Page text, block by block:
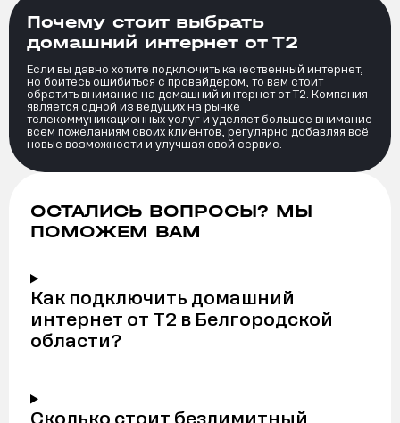
Почему стоит выбрать
домашний интернет от Т2
Если вы давно хотите подключить качественный интернет,
но боитесь ошибиться с провайдером, то вам стоит
обратить внимание на домашний интернет от Т2. Компания
является одной из ведущих на рынке
телекоммуникационных услуг и уделяет большое внимание
всем пожеланиям своих клиентов, регулярно добавляя всё
новые возможности и улучшая свой сервис.
ОСТАЛИСЬ ВОПРОСЫ? МЫ
ПОМОЖЕМ ВАМ
Как подключить домашний
интернет от Т2 в Белгородской
области?
Сколько стоит безлимитный